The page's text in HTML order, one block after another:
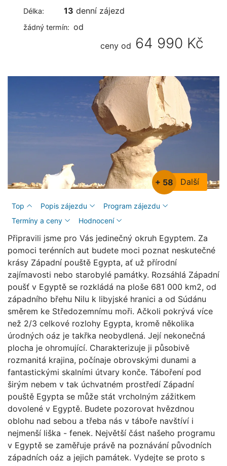
Délka: 13 denní zájezd
žádný termín: od
ceny od 64 990 Kč
+ 58 Další
Top Popis zájezdu
Program zájezdu
Termíny a ceny
Hodnocení
Připravili jsme pro Vás jedinečný okruh Egyptem. Za
pomoci terénních aut budete moci poznat neskutečné
krásy Západní pouště Egypta, ať už přírodní
zajímavosti nebo starobylé památky. Rozsáhlá Západní
poušť v Egyptě se rozkládá na ploše 681 000 km2, od
západního břehu Nilu k libyjské hranici a od Súdánu
směrem ke Středozemnímu moři. Ačkoli pokrývá více
než 2/3 celkové rozlohy Egypta, kromě několika
úrodných oáz je takřka neobydlená. Její nekonečná
plocha je ohromující. Charakterizuje ji působivě
rozmanitá krajina, počínaje obrovskými dunami a
fantastickými skalními útvary konče. Táboření pod
širým nebem v tak úchvatném prostředí Západní
pouště Egypta se může stát vrcholným zážitkem
dovolené v Egyptě. Budete pozorovat hvězdnou
oblohu nad sebou a třeba nás v táboře navštíví i
nejmenší liška - fenek. Největší část našeho programu
v Egyptě se zaměřuje právě na poznávání původních
západních oáz a jejich památek. Vydejte se proto s